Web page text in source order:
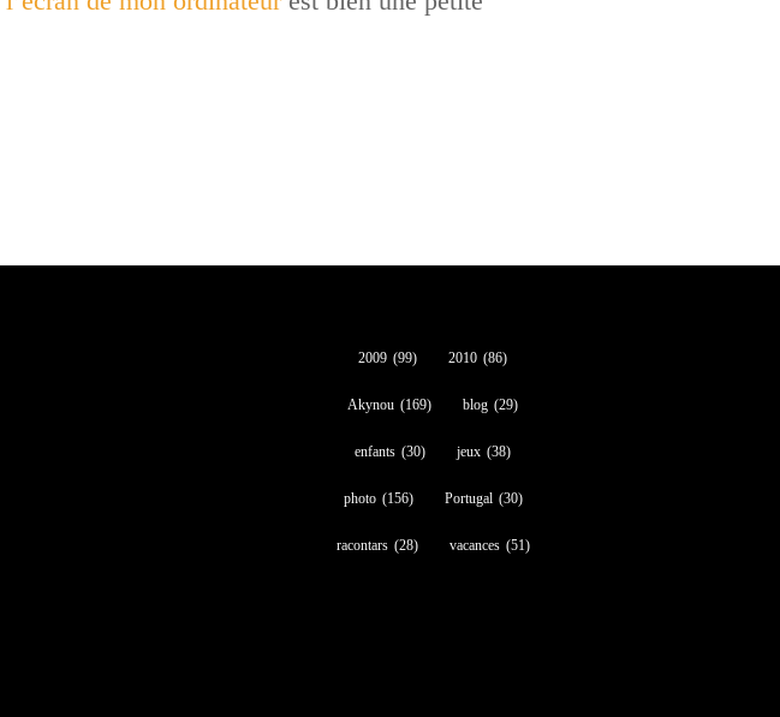
2009 (99) 2010 (86)
Akynou (169) blog (29)
enfants (30) jeux (38)
photo (156) Portugal (30)
racontars (28) vacances (51)